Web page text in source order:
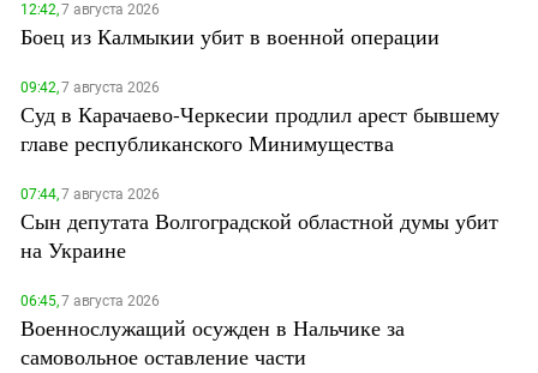
12:42,7 августа 2026
Боец из Калмыкии убит в военной операции
09:42,7 августа 2026
Суд в Карачаево-Черкесии продлил арест бывшему
главе республиканского Минимущества
07:44,7 августа 2026
Сын депутата Волгоградской областной думы убит
на Украине
06:45,7 августа 2026
Военнослужащий осужден в Нальчике за
самовольное оставление части